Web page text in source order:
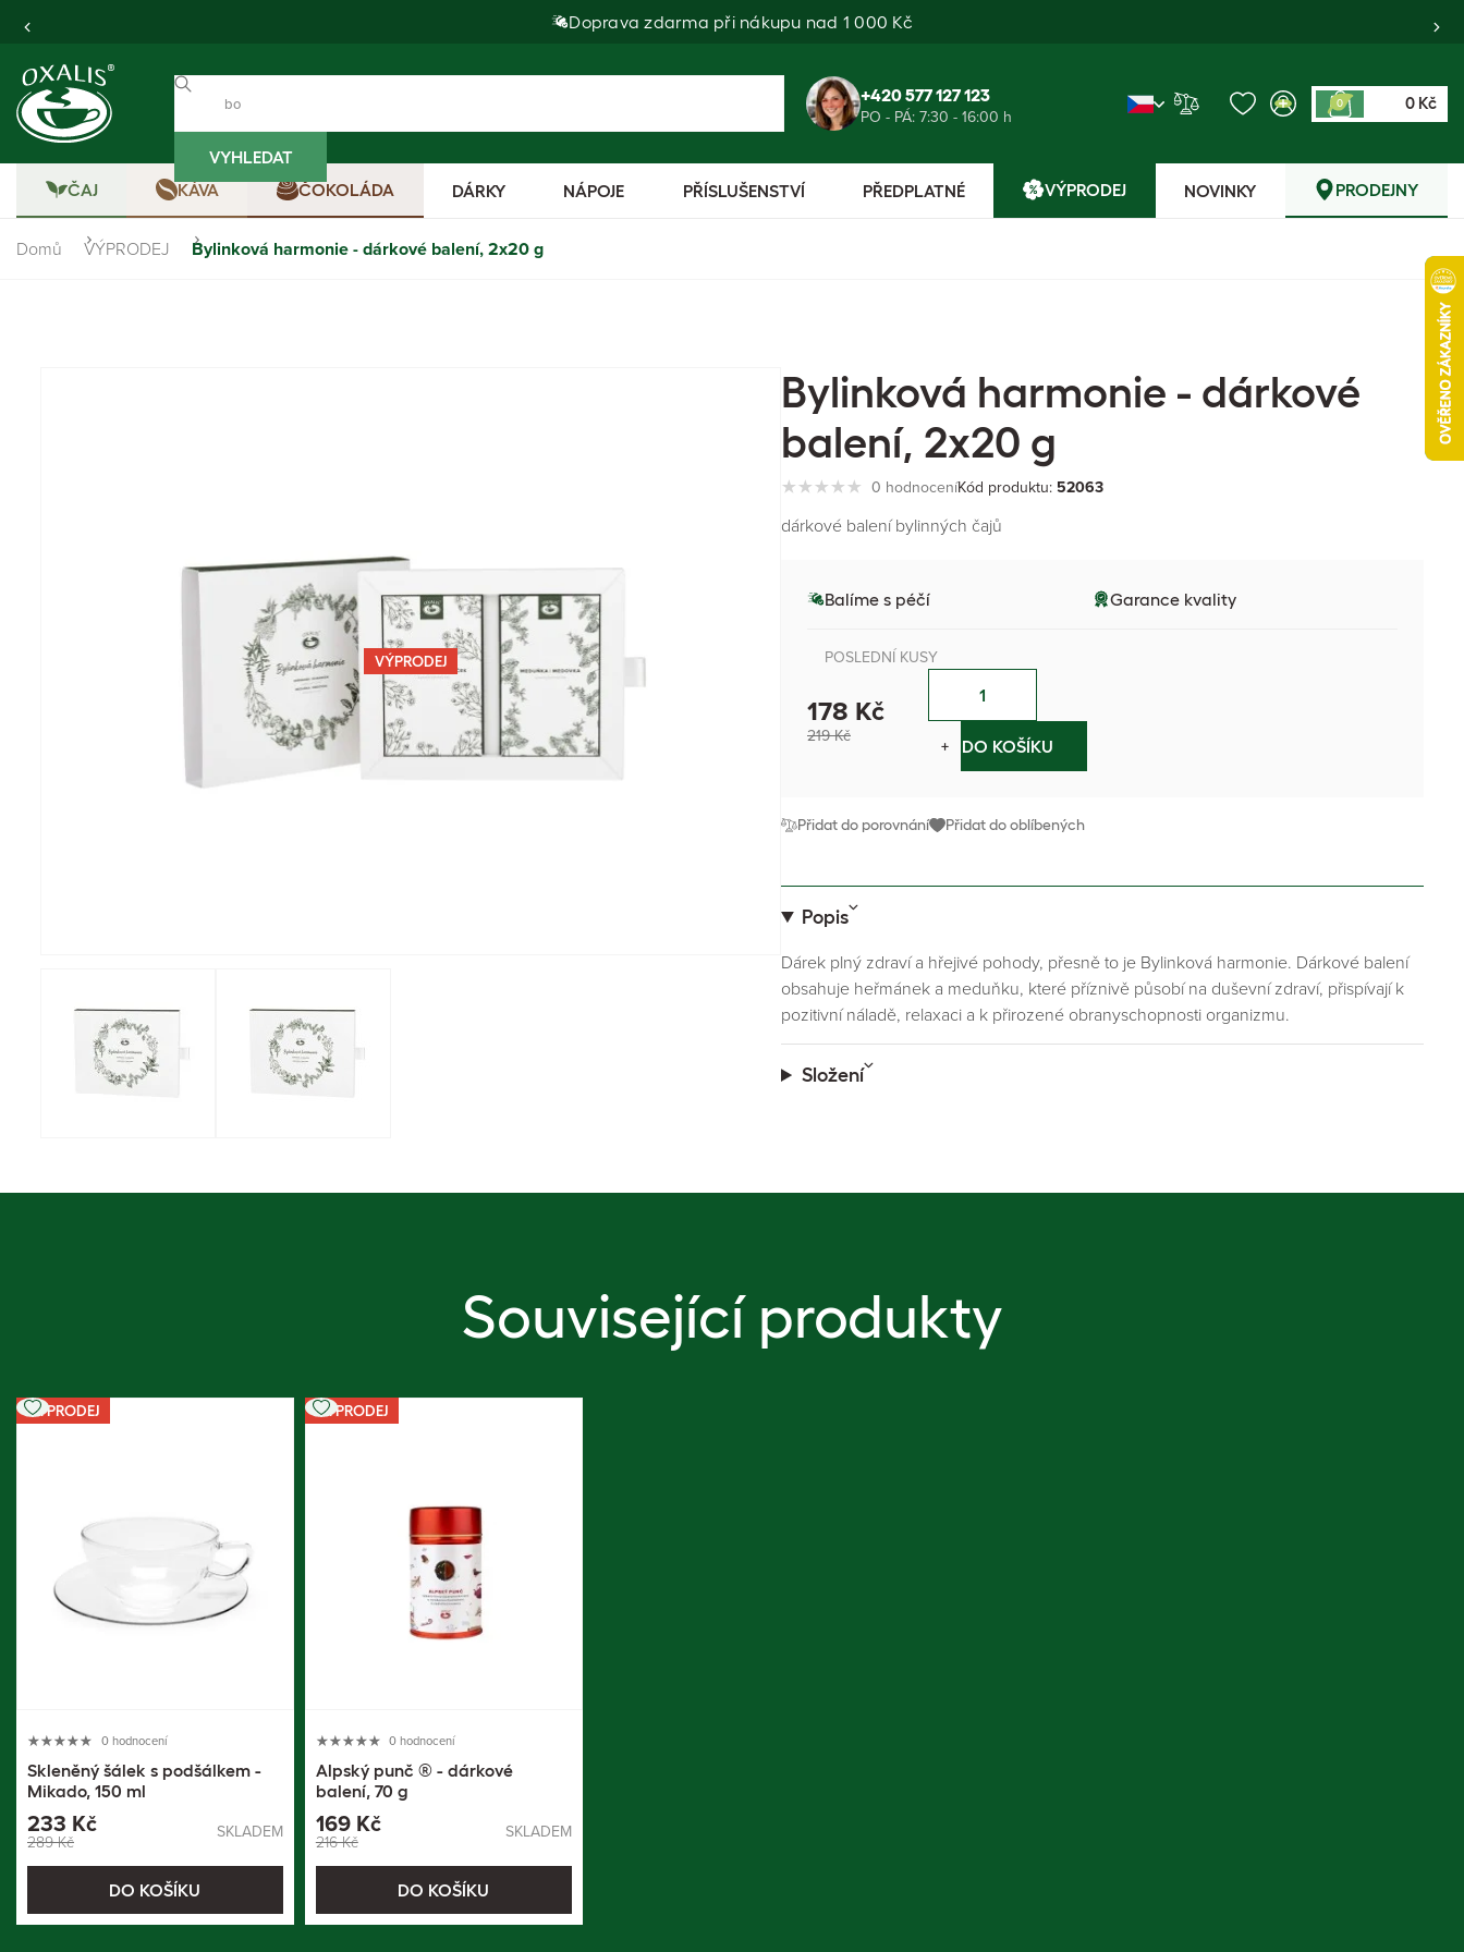
Doprava zdarma při nákupu nad 1 000 Kč
VYHLEDAT
+420 577 127 123
PO - PÁ: 7:30 - 16:00 h
0 0 Kč
ČAJ KÁVA ČOKOLÁDA DÁRKY NÁPOJE PŘÍSLUŠENSTVÍ PŘEDPLATNÉ VÝPRODEJ NOVINKY PRODEJNY
Domů VÝPRODEJ Bylinková harmonie - dárkové balení, 2x20 g
VÝPRODEJ
Bylinková harmonie - dárkové
balení, 2x20 g
0 hodnoceníKód produktu: 52063
dárkové balení bylinných čajů
Balíme s péčí Garance kvality
POSLEDNÍ KUSY
178 Kč
219 Kč −
+ DO KOŠÍKU
Přidat do porovnání Přidat do oblíbených
Popis
Dárek plný zdraví a hřejivé pohody, přesně to je Bylinková harmonie. Dárkové balení
obsahuje heřmánek a meduňku, které příznivě působí na duševní zdraví, přispívají k
pozitivní náladě, relaxaci a k přirozené obranyschopnosti organizmu.
Složení
Související produkty
VÝPRODEJ
0 hodnocení
Skleněný šálek s podšálkem -
Mikado, 150 ml
233 Kč
289 Kč SKLADEM
DO KOŠÍKU
VÝPRODEJ
0 hodnocení
Alpský punč ® - dárkové
balení, 70 g
169 Kč
216 Kč SKLADEM
DO KOŠÍKU